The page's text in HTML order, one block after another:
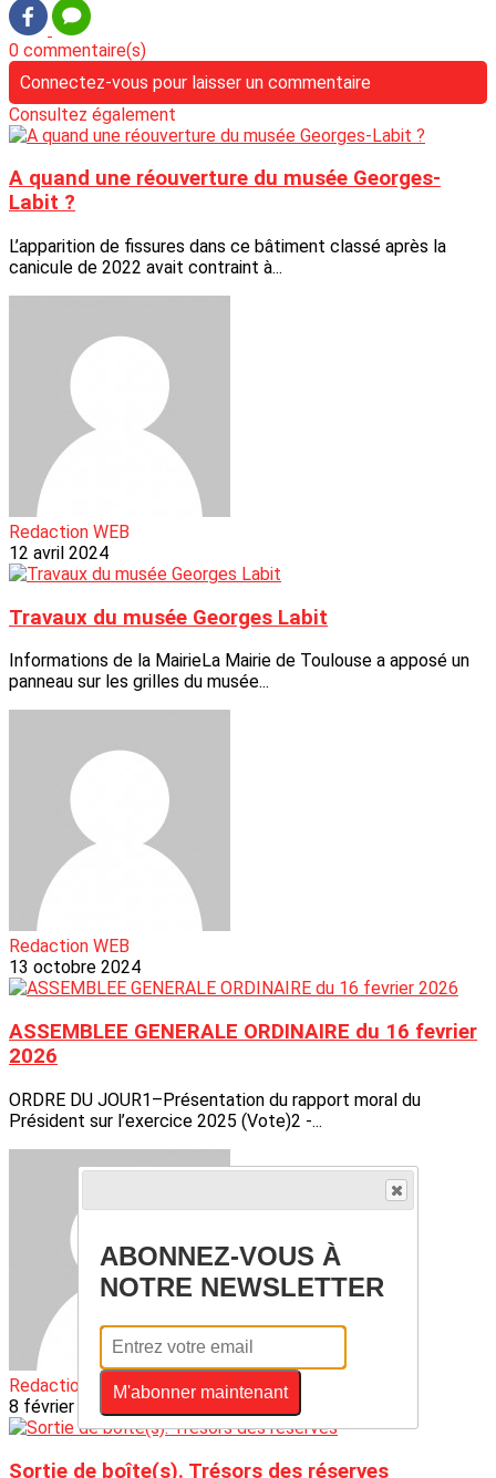
0 commentaire(s)
Connectez-vous pour laisser un commentaire
Consultez également
A quand une réouverture du musée Georges-
Labit ?
L’apparition de fissures dans ce bâtiment classé après la
canicule de 2022 avait contraint à...
Redaction WEB
12 avril 2024
Travaux du musée Georges Labit
Informations de la MairieLa Mairie de Toulouse a apposé un
panneau sur les grilles du musée...
Redaction WEB
13 octobre 2024
ASSEMBLEE GENERALE ORDINAIRE du 16 fevrier
2026
ORDRE DU JOUR1–Présentation du rapport moral du
Président sur l’exercice 2025 (Vote)2 -...
Redaction WEB
8 février 2026
Sortie de boîte(s). Trésors des réserves
ABONNEZ-VOUS À
NOTRE NEWSLETTER
M'abonner maintenant